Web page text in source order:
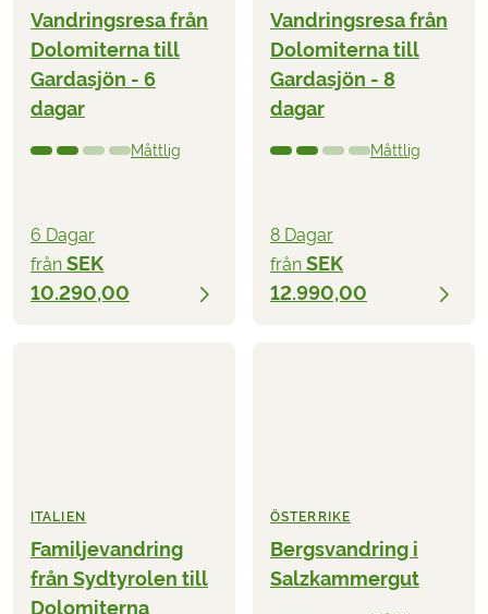
Vandringsresa från
Dolomiterna till
Gardasjön - 6
dagar
Måttlig
6 Dagar
från SEK
10.290,00
Vandringsresa från
Dolomiterna till
Gardasjön - 8
dagar
Måttlig
8 Dagar
från SEK
12.990,00
ITALIEN
Familjevandring
från Sydtyrolen till
Dolomiterna
ÖSTERRIKE
Bergsvandring i
Salzkammergut